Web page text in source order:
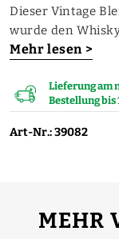
Dieser Vintage
wurde den
Mehr lesen >
Lieferung am
Bestellung bis
Art-Nr.: 39082
MEHR